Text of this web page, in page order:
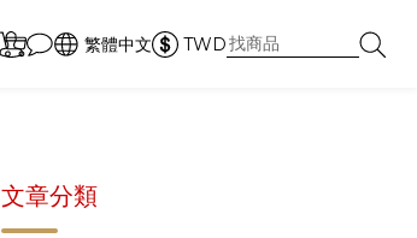
繁體中文 TWD
文章分類